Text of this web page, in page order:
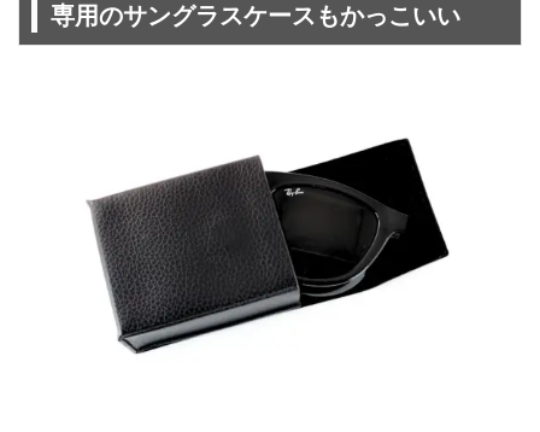
専用のサングラスケースもかっこいい